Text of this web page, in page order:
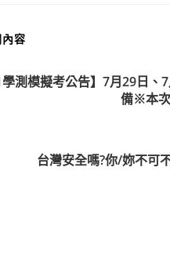
容
學測模擬考公告】7月29日
備※本次
台灣安全嗎?你/妳不可